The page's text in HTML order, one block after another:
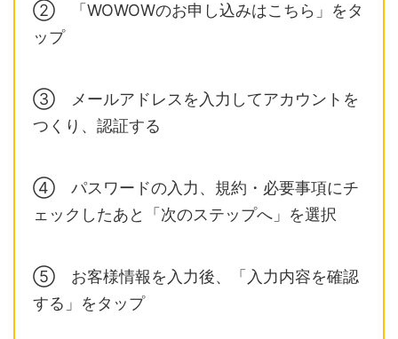
② 「WOWOWのお申し込みはこちら」をタ
ップ
③ メールアドレスを入力してアカウントを
つくり、認証する
④ パスワードの入力、規約・必要事項にチ
ェックしたあと「次のステップへ」を選択
⑤ お客様情報を入力後、「入力内容を確認
する」をタップ